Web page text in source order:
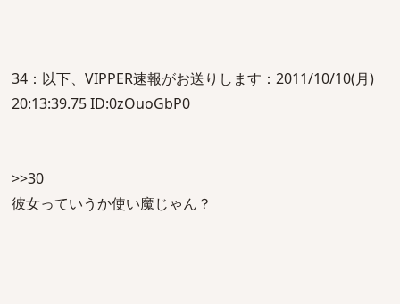
34：以下、VIPPER速報がお送りします：2011/10/10(月)
20:13:39.75 ID:0zOuoGbP0
>>30
彼女っていうか使い魔じゃん？